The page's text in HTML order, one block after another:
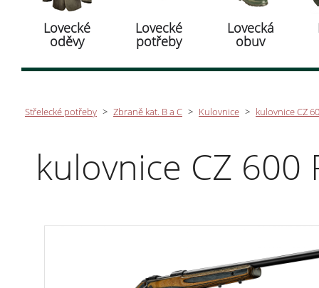
Lovecké
oděvy
Lovecké
potřeby
Lovecká
obuv
Střelecké potřeby > Zbraně kat. B a C > Kulovnice > kulovnice CZ
kulovnice CZ 600